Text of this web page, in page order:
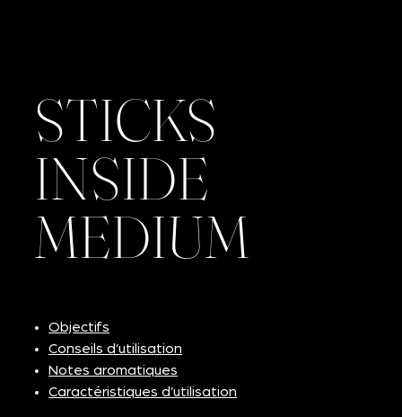
STICKS
INSIDE
MEDIUM
Objectifs
Conseils d’utilisation
Notes aromatiques
Caractéristiques d’utilisation